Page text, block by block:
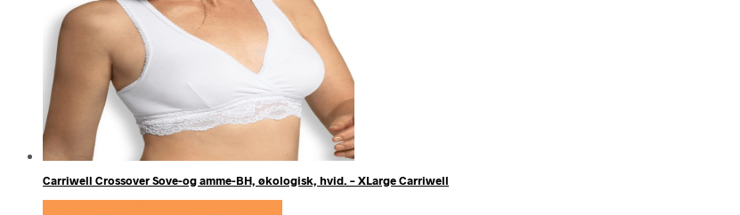
Carriwell Crossover Sove-og amme-BH, økologisk, hvid. – XLarge Carriwell